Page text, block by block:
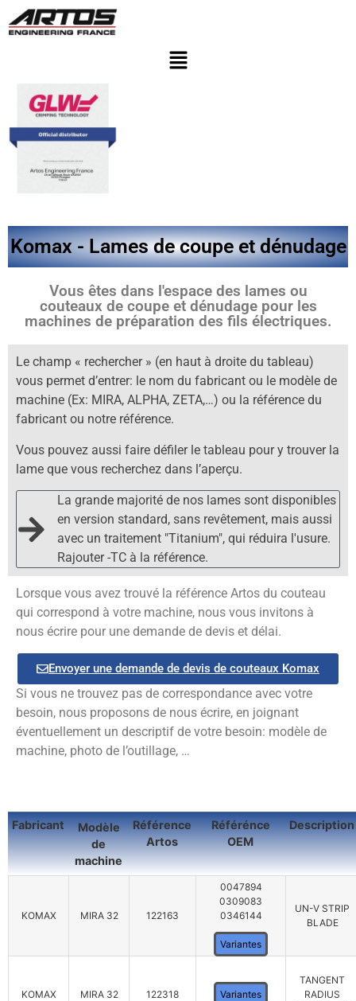
Komax - Lames de coupe et dénudage
Vous êtes dans l'espace des lames ou
couteaux de coupe et dénudage pour les
machines de préparation des fils électriques.
Le champ « rechercher » (en haut à droite du tableau)
vous permet d’entrer: le nom du fabricant ou le modèle de
machine (Ex: MIRA, ALPHA, ZETA,…) ou la référence du
fabricant ou notre référence.
Vous pouvez aussi faire défiler le tableau pour y trouver la
lame que vous recherchez dans l’aperçu.
La grande majorité de nos lames sont disponibles
en version standard, sans revêtement, mais aussi
avec un traitement "Titanium", qui réduira l'usure.
Rajouter -TC à la référence.
Lorsque vous avez trouvé la référence Artos du couteau
qui correspond à votre machine, nous vous invitons à
nous écrire pour une demande de devis et délai.
Envoyer une demande de devis de couteaux Komax
Si vous ne trouvez pas de correspondance avec votre
besoin, nous proposons de nous écrire, en joignant
éventuellement un descriptif de votre besoin: modèle de
machine, photo de l’outillage, …
Fabricant
Modèle
de
machine
Référence
Artos
Référénce
OEM
Description
KOMAX MIRA 32 122163
0047894
0309083
0346144
Variantes
UN-V STRIP
BLADE
KOMAX MIRA 32 122318 Variantes
TANGENT
RADIUS